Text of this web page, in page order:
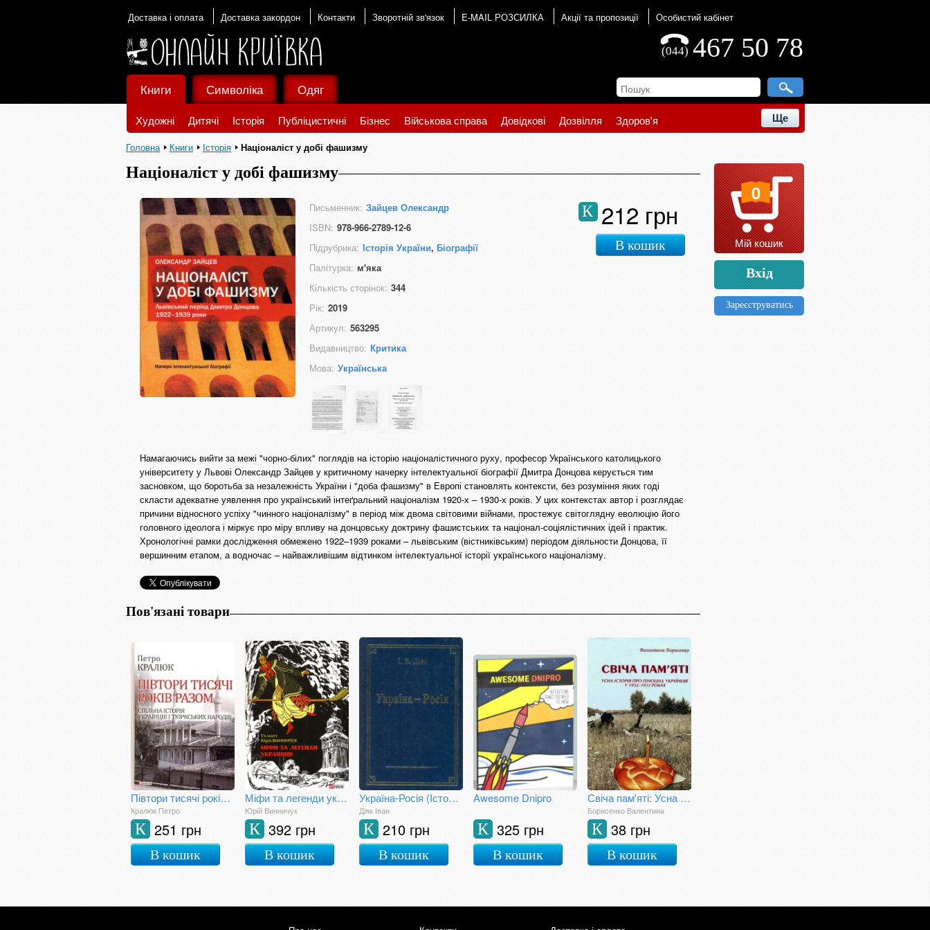
Доставка і оплата Доставка закордон Контакти Зворотній зв'язок E-MAIL РОЗСИЛКА Акції та пропозиції Особистий кабінет
467 50 78
(044)
Книги
Художні Дитячі Історія Публіцистичні Бізнес Військова справа Довідкові Дозвілля Здоров'я Ще
Символіка Одяг
Головна Книги Історія Націоналіст у добі фашизму
Націоналіст у добі фашизму
Письменник: Зайцев Олександр
ISBN: 978-966-2789-12-6
Підрубрика: Історія України, Біографії
Палітурка: м'яка
Кількість сторінок: 344
Рік: 2019
Артикул: 563295
Видавництво: Критика
Мова: Українська
212 грн
К
В кошик
Намагаючись вийти за межі "чорно-білих" поглядів на історію націоналістичного руху, професор Українського католицького
університету у Львові Олександр Зайцев у критичному начерку інтелектуальної біографії Дмитра Донцова керується тим
засновком, що боротьба за незалежність України і "доба фашизму" в Европі становлять контексти, без розуміння яких годі
скласти адекватне уявлення про український інтеґральний націоналізм 1920-х – 1930-х років. У цих контекстах автор і розглядає
причини відносного успіху "чинного націоналізму" в період між двома світовими війнами, простежує світоглядну еволюцію його
головного ідеолога і міркує про міру впливу на донцовську доктрину фашистських та націонал-соціялістичних ідей і практик.
Хронологічні рамки дослідження обмежено 1922–1939 роками – львівським (вістниківським) періодом діяльности Донцова, її
вершинним етапом, а водночас – найважливішим відтинком інтелектуальної історії українського націоналізму.
Пов'язані товари
Півтори тисячі років разом. Спільна історія українців і тюркських народів
Кралюк Петро
251 грн
К
В кошик
Міфи та легенди українців
Юрій Винничук
392 грн
К
В кошик
Україна-Росія (Історія та сучасність)
Діяк Іван
210 грн
К
В кошик
Awesome Dnipro
325 грн
К
В кошик
Свіча пам'яті: Усна історія про геноцид українців у 1932-1933 роках
Борисенко Валентина
38 грн
К
В кошик
0
Мій кошик
Вхід
Зареєструватись